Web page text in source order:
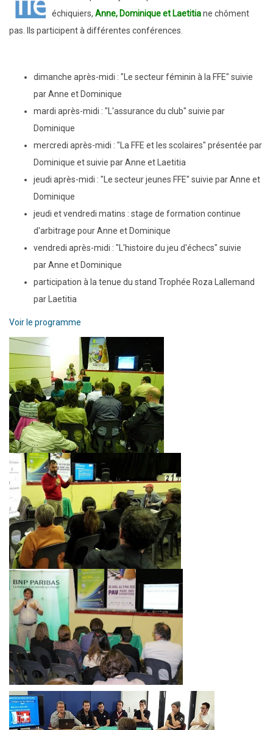
échiquiers, Anne, Dominique et Laetitiane chôment
pas.
Ils participent à différentes conférences.
dimanche après-midi : " Le secteur féminin à la FFE" suivie
par Anne et Dominique
mardi après-midi : "L'assurance du club" suivie par
Dominique
mercredi après-midi : " La FFE et les scolaires" présentée par
Dominique et suivie par Anne et Laetitia
jeudi après-midi : "Le secteur jeunes FFE" suivie parAnne et
Dominique
jeudi et vendredi matins : stage de formation continue
d'arbitrage pour Anne et Dominique
vendredi après-midi : "L'histoire du jeu d'échecs" suivie
parAnne et Dominique
participation à la tenue du stand Trophée Roza Lallemand
par Laetitia
Voir le programme